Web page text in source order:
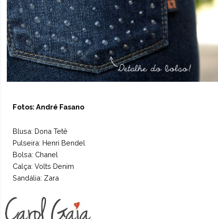
Fotos: André Fasano
Blusa: Dona Tetê
Pulseira: Henri Bendel
Bolsa: Chanel
Calça: Volts Denim
Sandália: Zara